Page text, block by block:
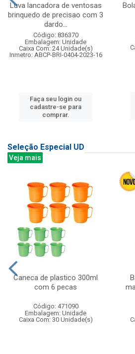
Luva lancadora de ventosas
brinquedo de precisao com 3
dardo...
Código: 836370
Embalagem: Unidade
Caixa Com: 24 Unidade(s)
Inmetro: ABCP-BRI-0404-2023-16
Faça seu login ou
cadastre-se para
comprar.
Seleção Especial UD
Veja mais
Caneca de plastico 300ml
com 6 pecas
Código: 471090
Embalagem: Unidade
Caixa Com: 30 Unidade(s)